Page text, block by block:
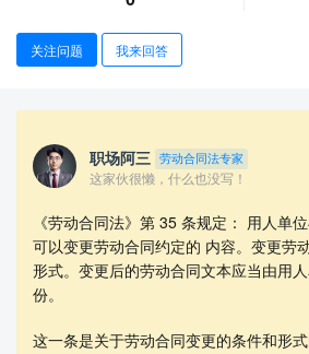
关注问题 我来回答
职场阿三 劳动合同法专家
这家伙很懒，什么也没写！
《劳动合同法》第 35 条规定： 用人单
可以变更劳动合同约定的 内容。变更劳
形式。变更后的劳动合同文本应当由用
份。
这一条是关于劳动合同变更的条件和形